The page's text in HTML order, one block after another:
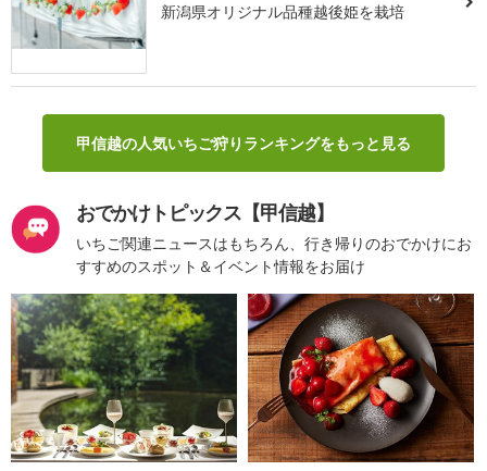
新潟県オリジナル品種越後姫を栽培
甲信越の人気いちご狩りランキングをもっと見る
おでかけトピックス【甲信越】
いちご関連ニュースはもちろん、行き帰りのおでかけにお
すすめのスポット＆イベント情報をお届け